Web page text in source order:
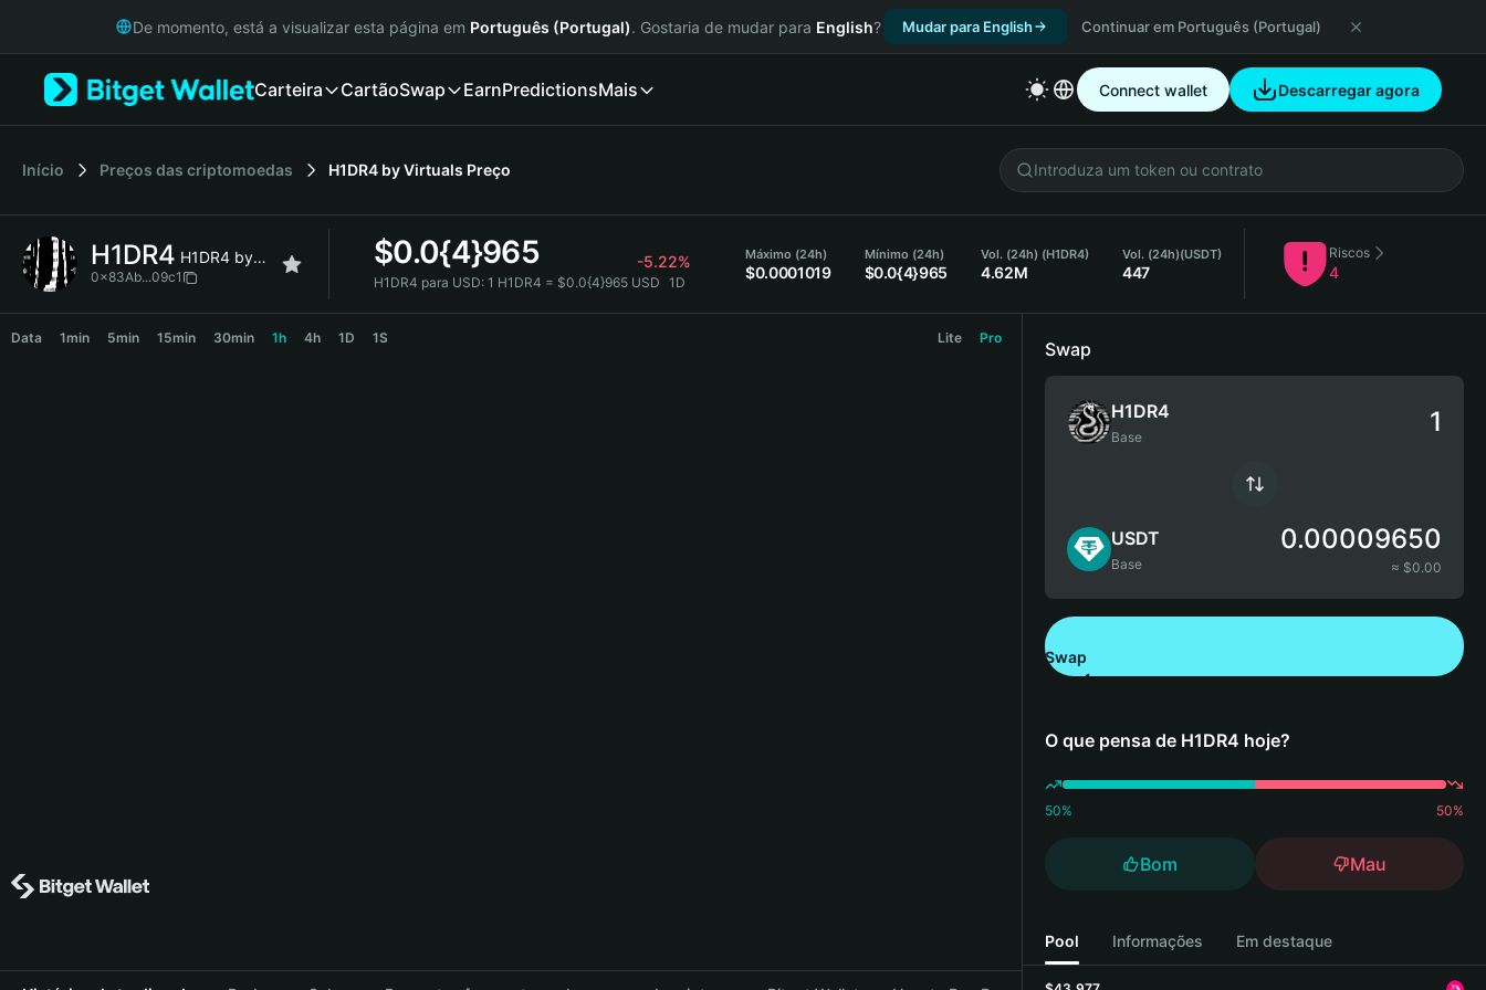
Русский
Italiano
简体中文
繁體中文
Bahasa Indonesia
De momento, está a visualizar esta página em Português (Portugal). Gostaria de mudar para English? Mudar para English Continuar em Português (Portugal)
Carteira CartãoSwap EarnPredictionsMais Connect wallet Descarregar agora
Início Preços das criptomoedas H1DR4 by Virtuals Preço
H1DR4 H1DR4 by Virtuals
0x83Ab...09c1
$0.0{4}965 -5.22%
H1DR4 para USD: 1 H1DR4 = $0.0{4}965 USD 1D
Máximo (24h)
$0.0001019
Mínimo (24h)
$0.0{4}965
Vol. (24h) (H1DR4)
4.62M
Vol. (24h)(USDT)
447
Riscos
4
Data 1min 5min 15min 30min 1h 4h 1D 1S Lite Pro
Swap
H1DR4
Base
USDT
Base
0.00009650
≈ $0.00
Swap
O que pensa de H1DR4 hoje?
50% 50%
Bom Mau
Pool Informações Em destaque